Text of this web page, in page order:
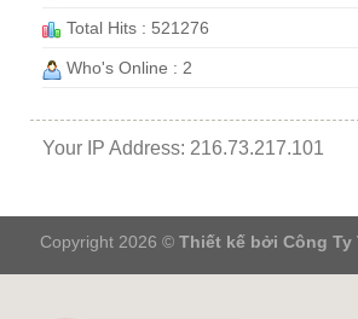
Total Hits : 521276
Who's Online : 2
Your IP Address: 216.73.217.101
Copyright 2026 © Thiết kế bởi Công Ty